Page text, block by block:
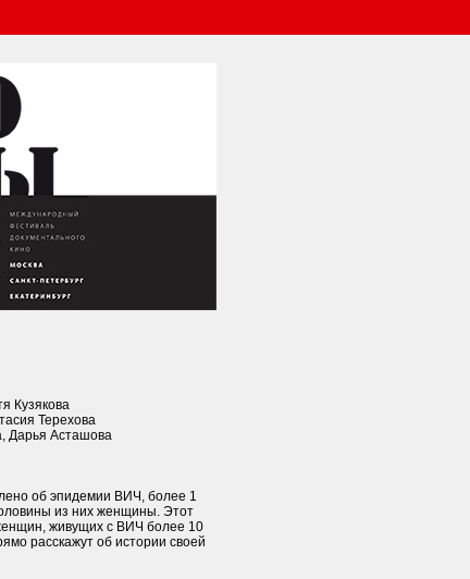
Кузякова
Терехова
Дарья Асташова
об эпидемии ВИЧ, более 1
из них женщины. Этот
живущих с ВИЧ более 10
расскажут об истории своей